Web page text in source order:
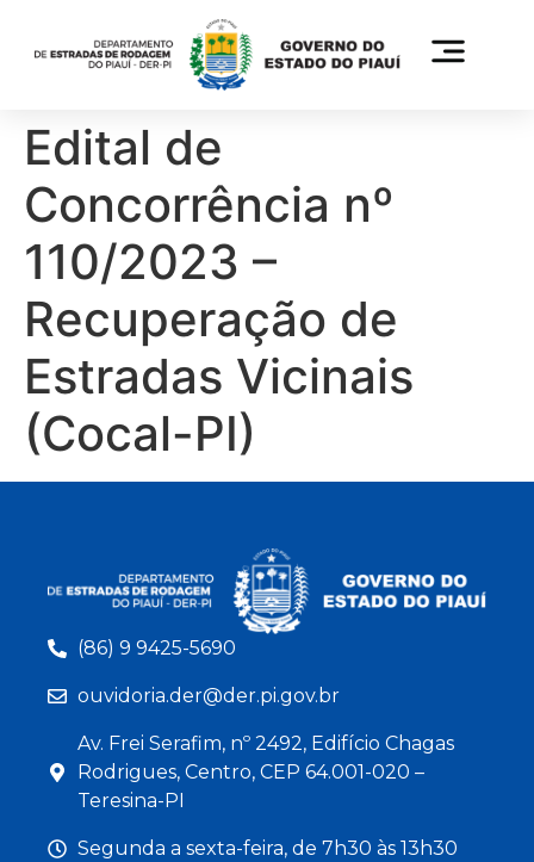
Edital de
Concorrência nº
110/2023 –
Recuperação de
Estradas Vicinais
(Cocal-PI)
(86) 9 9425-5690
ouvidoria.der@der.pi.gov.br
Av. Frei Serafim, nº 2492, Edifício Chagas
Rodrigues, Centro, CEP 64.001-020 –
Teresina-PI
Segunda a sexta-feira, de 7h30 às 13h30